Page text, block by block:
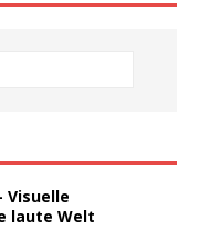
Visuelle
laute Welt